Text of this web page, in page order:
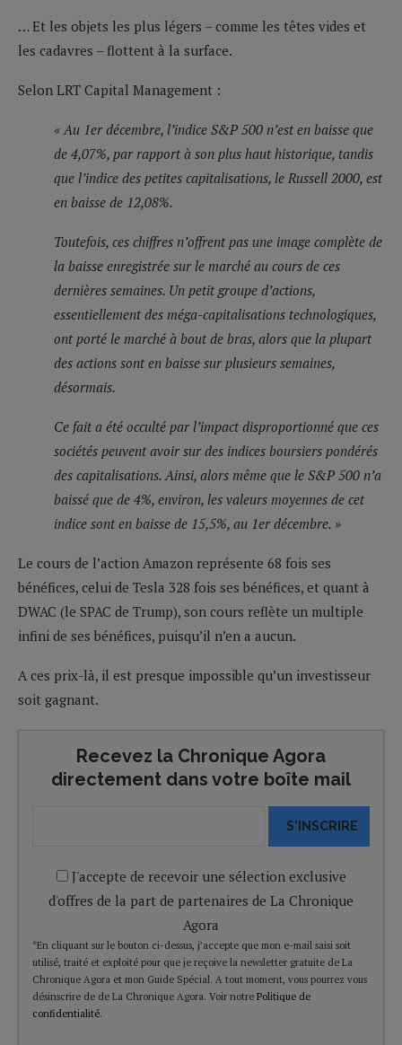
… Et les objets les plus légers – comme les têtes vides et
les cadavres – flottent à la surface.
Selon LRT Capital Management :
« Au 1er décembre, l’indice S&P 500 n’est en baisse que
de 4,07%, par rapport à son plus haut historique, tandis
que l’indice des petites capitalisations, le Russell 2000, est
en baisse de 12,08%.
Toutefois, ces chiffres n’offrent pas une image complète de
la baisse enregistrée sur le marché au cours de ces
dernières semaines. Un petit groupe d’actions,
essentiellement des méga-capitalisations technologiques,
ont porté le marché à bout de bras, alors que la plupart
des actions sont en baisse sur plusieurs semaines,
désormais.
Ce fait a été occulté par l’impact disproportionné que ces
sociétés peuvent avoir sur des indices boursiers pondérés
des capitalisations. Ainsi, alors même que le S&P 500 n’a
baissé que de 4%, environ, les valeurs moyennes de cet
indice sont en baisse de 15,5%, au 1er décembre. »
Le cours de l’action Amazon représente 68 fois ses
bénéfices, celui de Tesla 328 fois ses bénéfices, et quant à
DWAC (le SPAC de Trump), son cours reflète un multiple
infini de ses bénéfices, puisqu’il n’en a aucun.
A ces prix-là, il est presque impossible qu’un investisseur
soit gagnant.
Recevez la Chronique Agora
directement dans votre boîte mail
S'INSCRIRE
J'accepte de recevoir une sélection exclusive
d'offres de la part de partenaires de La Chronique
Agora
*En cliquant sur le bouton ci-dessus, j’accepte que mon e-mail saisi soit
utilisé, traité et exploité pour que je reçoive la newsletter gratuite de La
Chronique Agora et mon Guide Spécial. A tout moment, vous pourrez vous
désinscrire de de La Chronique Agora. Voir notre Politique de
confidentialité.